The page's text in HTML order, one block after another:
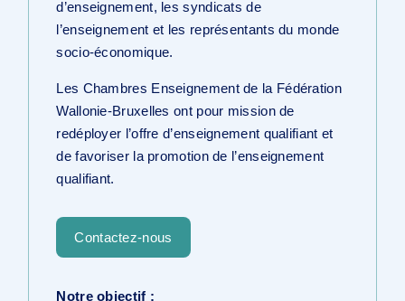
d’enseignement, les syndicats de
l’enseignement et les représentants du monde
socio-économique.
Les Chambres Enseignement de la Fédération
Wallonie-Bruxelles ont pour mission de
redéployer l’offre d’enseignement qualifiant et
de favoriser la promotion de l’enseignement
qualifiant.
Contactez-nous
Notre objectif :